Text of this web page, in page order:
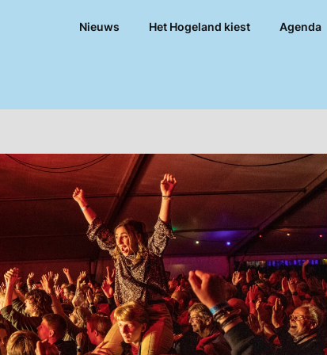
Nieuws Het Hogeland kiest Agenda